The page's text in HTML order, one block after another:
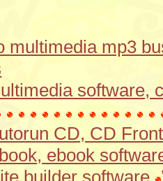
multimedia mp3
software,
CD, CD
ebook
builder software